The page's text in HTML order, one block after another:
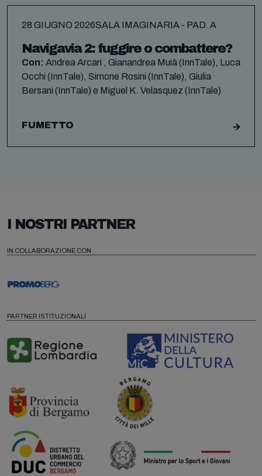
28 GIUGNO 2026SALA IMAGINARIA - PAD. A
Navigavia 2: fuggire o combattere?
Con: Andrea Arcari , Gianandrea Muià (InnTale), Luca
Occhi (InnTale), Simone Rosini (InnTale), Giulia
Bersani (InnTale) e Miguel K. Velasquez (InnTale)
FUMETTO
I NOSTRI PARTNER
IN COLLABORAZIONE CON
PARTNER ISTITUZIONALI